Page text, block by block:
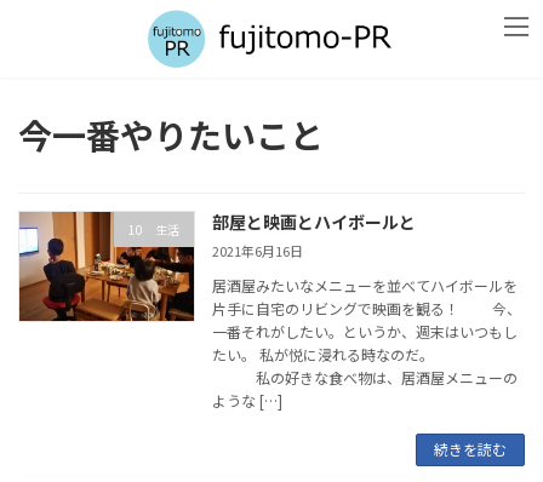
今一番やりたいこと
10 生活 部屋と映画とハイボールと
2021年6月16日
居酒屋みたいなメニューを並べてハイボールを
片手に自宅のリビングで映画を観る！ 今、
一番それがしたい。というか、週末はいつもし
たい。 私が悦に浸れる時なのだ。
私の好きな食べ物は、居酒屋メニューの
ような […]
続きを読む